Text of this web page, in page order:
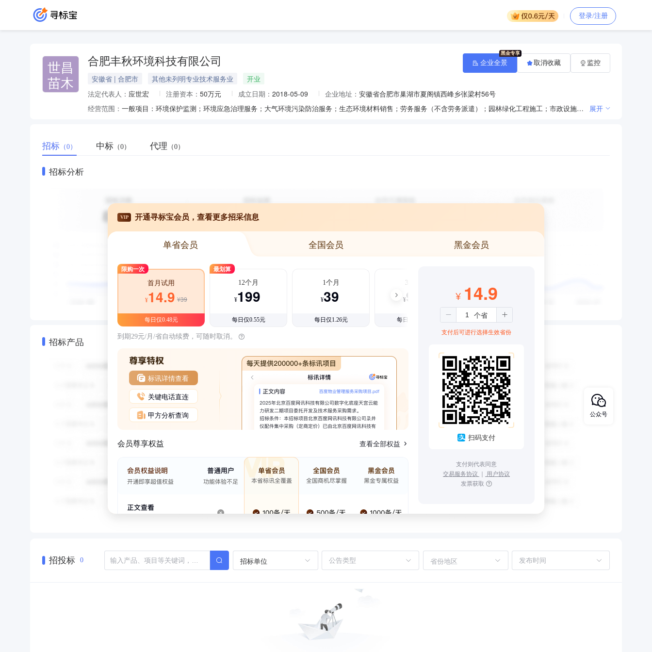
登录/注册
世昌
苗木
合肥丰秋环境科技有限公司
安徽省 | 合肥市 其他未列明专业技术服务业
开业
法定代表人： 应世宏 注册资本： 50万元 成立日期： 2018-05-09 企业地址： 安徽省合肥市巢湖市夏阁镇西峰乡张梁村56号
经营范围：
一般项目：环境保护监测；环境应急治理服务；大气环境污染防治服务；生态环境材料销售；劳务服务（不含劳务派遣）；园林绿化工程施工；市政设施管理；城市绿化管理；专业保洁、清洗、消毒服务；家政服务；消毒剂销售（不含危险化学品）；日用化学产品销售；劳动保护用品销售；办公用品销售；家具销售；物业管理；环境卫生管理（不含环境质量监测，污染源检查，城市生活垃圾、建筑垃圾、餐厨垃圾的处置服务）；污水处理及其再生利用；建筑材料销售；建筑砌块销售；水泥制品销售；五金产品批发；机械设备租赁；建筑工程机械与设备租赁；新兴能源技术研发（除许可业务外，可自主依法经营法律法规非禁止或限制的项目）许可项目：建设工程施工；建设工程设计；住宅室内装饰装修（依法须经批准的项目，经相关部门批准后方可开展经营活动，具体经营项目以相关部门批准文件或许可证件为准） 展开
企业全景 取消收藏 监控
招标 （0） 中标 （0） 代理 （0）
招标分析
招标产品
VIP 开通寻标宝会员，查看更多招采信息
单省会员 全国会员 黑金会员
限购一次
首月试用
¥14.9 ¥39
每日仅0.48元
最划算
12个月
¥199
每日仅0.55元
1个月
¥39
每日仅1.26元
3个月
¥99
每日仅1.08元
到期29元/月/省自动续费，可随时取消。
标讯详情查看
关键电话直连
甲方分析查询
会员尊享权益 查看全部权益
¥ 14.9
支付后可进行选择生效省份
扫码支付
支付则代表同意
交易服务协议 ｜ 用户协议
发票获取
招投标 0 招标单位 省份地区
公众号